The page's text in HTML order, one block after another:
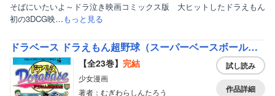
そばにいたいよ～ドラ泣き映画コミックス版 大ヒットしたドラえもん
初の3DCG映…もっと見る
ドラベース ドラえもん超野球（スーパーベースボール）外伝
【全23巻】 完結
少女漫画
著者：むぎわらしんたろう
試し読み
作品詳細
女性写真集